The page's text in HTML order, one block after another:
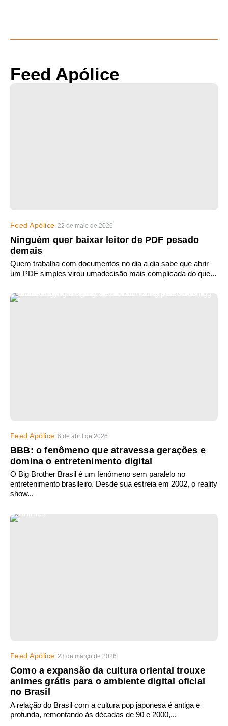
Feed Apólice
Feed Apólice 22 de maio de 2026
Ninguém quer baixar leitor de PDF pesado
demais
Quem trabalha com documentos no dia a dia sabe que abrir
um PDF simples virou umadecisão mais complicada do que...
Feed Apólice 6 de abril de 2026
BBB: o fenômeno que atravessa gerações e
domina o entretenimento digital
O Big Brother Brasil é um fenômeno sem paralelo no
entretenimento brasileiro. Desde sua estreia em 2002, o reality
show...
Feed Apólice 23 de março de 2026
Como a expansão da cultura oriental trouxe
animes grátis para o ambiente digital oficial
no Brasil
A relação do Brasil com a cultura pop japonesa é antiga e
profunda, remontando às décadas de 90 e 2000,...